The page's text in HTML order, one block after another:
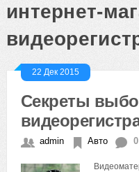
интернет-
22 Дек 2015
Секреты
admin Авто